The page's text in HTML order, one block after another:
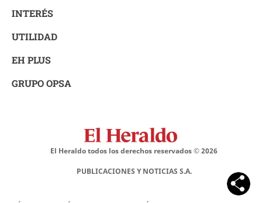
INTERÉS
UTILIDAD
EH PLUS
GRUPO OPSA
El Heraldo todos los derechos reservados ©2026
PUBLICACIONES Y NOTICIAS S.A.